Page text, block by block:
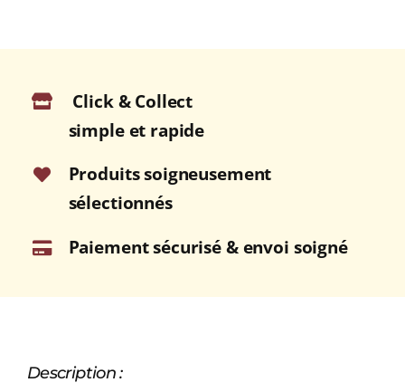
Click & Collect
simple et rapide
Produits soigneusement
sélectionnés
Paiement sécurisé & envoi soigné
Description :